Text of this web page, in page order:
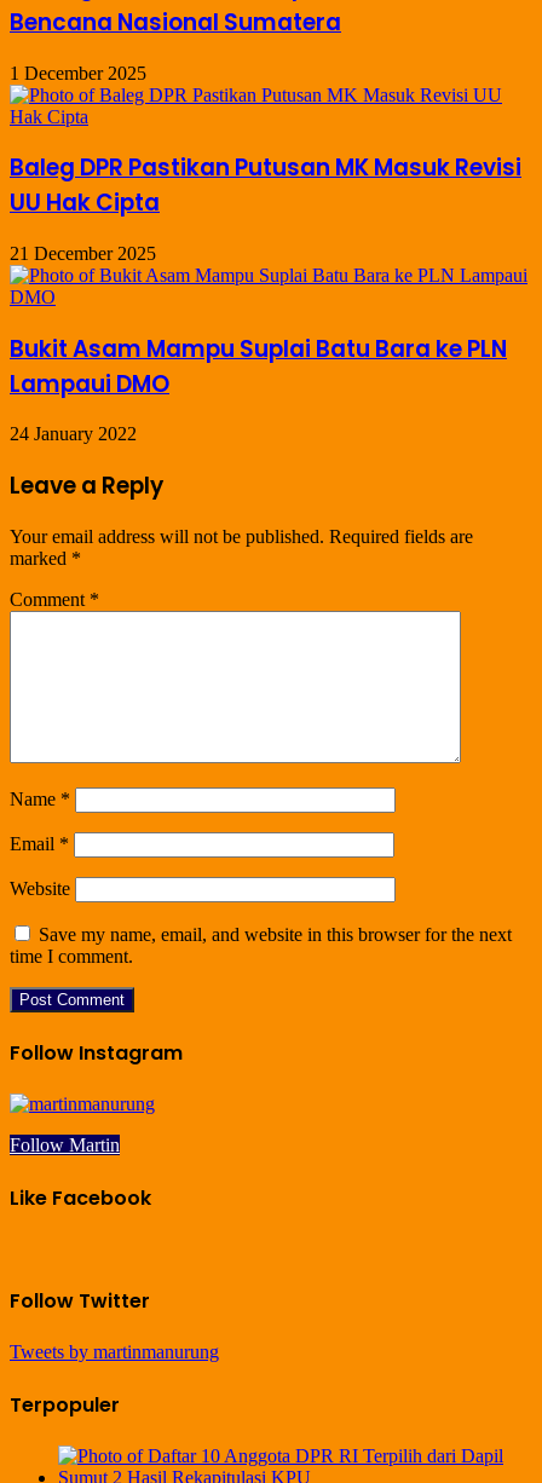
Bencana Nasional Sumatera
1 December 2025
Baleg DPR Pastikan Putusan MK Masuk Revisi
UU Hak Cipta
21 December 2025
Bukit Asam Mampu Suplai Batu Bara ke PLN
Lampaui DMO
24 January 2022
Leave a Reply
Your email address will not be published. Required fields are
marked *
Comment *
Name *
Email *
Website
Save my name, email, and website in this browser for the next
time I comment.
Follow Instagram
Follow Martin
Like Facebook
Follow Twitter
Tweets by martinmanurung
Terpopuler